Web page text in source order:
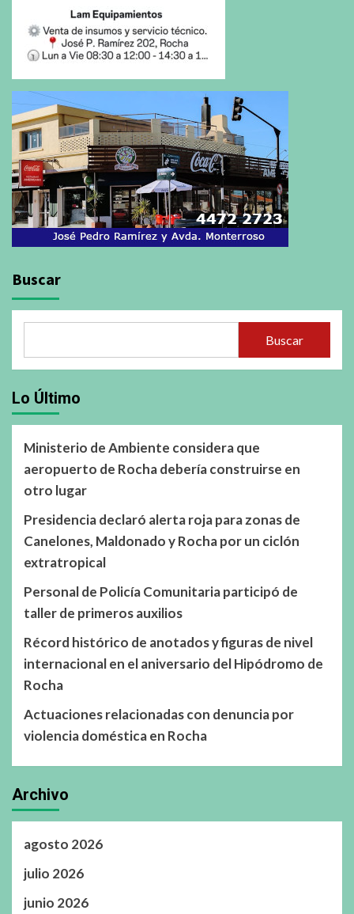
Buscar
Buscar
Lo Último
Ministerio de Ambiente considera que
aeropuerto de Rocha debería construirse en
otro lugar
Presidencia declaró alerta roja para zonas de
Canelones, Maldonado y Rocha por un ciclón
extratropical
Personal de Policía Comunitaria participó de
taller de primeros auxilios
Récord histórico de anotados y figuras de nivel
internacional en el aniversario del Hipódromo de
Rocha
Actuaciones relacionadas con denuncia por
violencia doméstica en Rocha
Archivo
agosto 2026
julio 2026
junio 2026